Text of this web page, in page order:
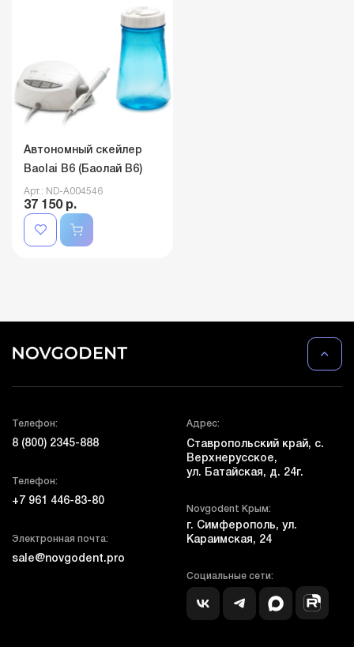
Автономный скейлер
Baolai B6 (Баолай B6)
Арт.: ND-A004546
37 150 р.
Телефон:
8 (800) 2345-888
Телефон:
+7 961 446-83-80
Электронная почта:
sale@novgodent.pro
Адрес:
Ставропольский край, с.
Верхнерусское,
ул. Батайская, д. 24г.
Novgodent Крым:
г. Симферополь, ул.
Караимская, 24
Социальные сети: